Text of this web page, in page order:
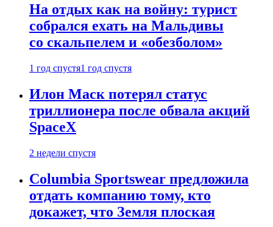
На отдых как на войну: турист
собрался ехать на Мальдивы
со скальпелем и «обезболом»
1 год спустя1 год спустя
Илон Маск потерял статус
триллионера после обвала акций
SpaceX
2 недели спустя
Columbia Sportswear предложила
отдать компанию тому, кто
докажет, что Земля плоская